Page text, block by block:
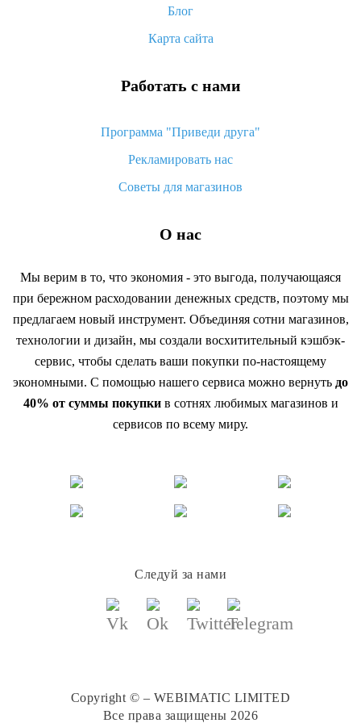
возврата денег
Блог
Карта сайта
Работать с нами
Программа "Приведи друга"
Рекламировать нас
Советы для магазинов
О нас
Мы верим в то, что экономия - это выгода, получающаяся
при бережном расходовании денежных средств, поэтому мы
предлагаем новый инструмент. Объединяя сотни магазинов,
технологии и дизайн, мы создали восхитительный кэшбэк-
сервис, чтобы сделать ваши покупки по-настоящему
экономными. С помощью нашего сервиса можно вернуть до
40% от суммы покупкив сотнях любимых магазинов и
сервисов по всему миру.
Следуй за нами
Copyright © – WEBIMATIC LIMITED
Все права защищены 2026